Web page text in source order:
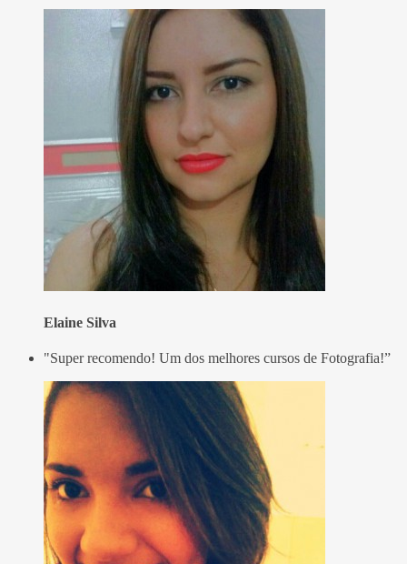
Elaine Silva
"Super recomendo! Um dos melhores cursos de Fotografia!”